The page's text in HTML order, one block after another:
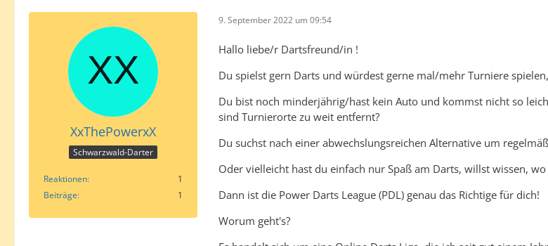
XxThePowerxX
Schwarzwald-Darter
Reaktionen
1
Beiträge
1
9. September 2022 um 09:54
Hallo liebe/r Dartsfreund/in !
Du spielst gern Darts und würdest gerne mal/mehr Turniere
Du bist noch minderjährig/hast kein Auto und kommst nicht so
sind Turnierorte zu weit entfernt?
Du suchst nach einer abwechslungsreichen Alternative um
Oder vielleicht hast du einfach nur Spaß am Darts, willst wissen,
Dann ist die Power Darts League (PDL) genau das Richtige für dich!
Worum geht's?